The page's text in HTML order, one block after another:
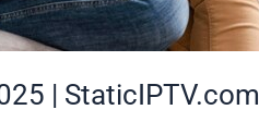
| StaticIPTV.com